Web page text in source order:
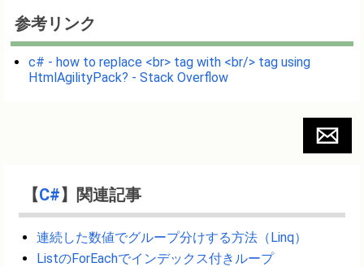
参考リンク
c# - how to replace <br> tag with <br/> tag using
HtmlAgilityPack? - Stack Overflow
【C#】関連記事
連続した数値でグループ分けする方法（Linq）
ListのForEachでインデックス付きループ